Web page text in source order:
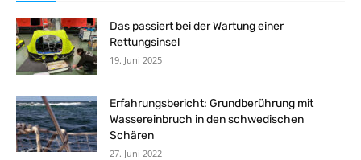
Das passiert bei der Wartung einer
Rettungsinsel
19. Juni 2025
Erfahrungsbericht: Grundberührung mit
Wassereinbruch in den schwedischen
Schären
27. Juni 2022